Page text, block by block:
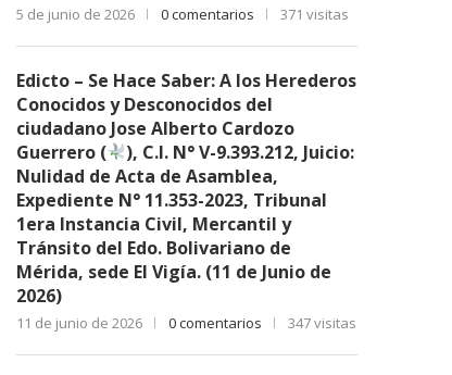
5 de junio de 2026 0 comentarios 371 visitas
Edicto – Se Hace Saber: A los Herederos
Conocidos y Desconocidos del
ciudadano Jose Alberto Cardozo
Guerrero (
), C.I. N° V-9.393.212, Juicio:
Nulidad de Acta de Asamblea,
Expediente N° 11.353-2023, Tribunal
1era Instancia Civil, Mercantil y
Tránsito del Edo. Bolivariano de
Mérida, sede El Vigía. (11 de Junio de
2026)
11 de junio de 2026 0 comentarios 347 visitas